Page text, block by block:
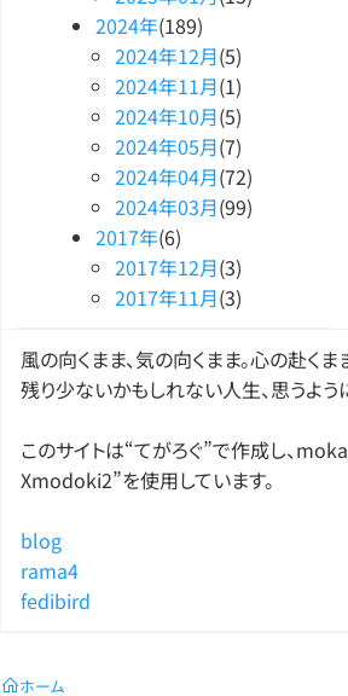
2024年(189)
2024年12月(5)
2024年11月(1)
2024年10月(5)
2024年05月(7)
2024年04月(72)
2024年03月(99)
2017年(6)
2017年12月(3)
2017年11月(3)
風の向くまま、気の向くまま。心の赴く
残り少ないかもしれない人生、思うよう
このサイトは“てがろぐ”で作成し、
Xmodoki2”を使用しています。
blog
rama4
fedibird
ホーム